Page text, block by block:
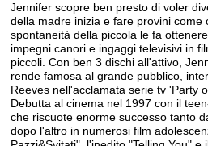
Jennifer scopre ben presto di voler
della madre inizia e fare provini come
spontaneità della piccola le fa
impegni canori e ingaggi televisivi in
piccoli. Con ben 3 dischi all'attivo,
rende famosa al grande pubblico,
Reeves nell'acclamata serie tv 'Party
Debutta al cinema nel 1997 con il
che riscuote enorme successo tanto
dopo l'altro in numerosi film